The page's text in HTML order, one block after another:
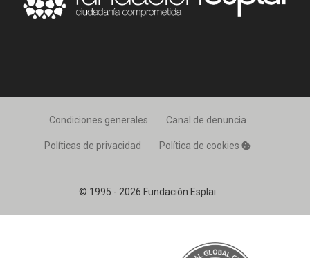
© 1995 - 2026 Fundación Esplai
Condiciones generales Canal de denuncia
Políticas de privacidad Política de cookies